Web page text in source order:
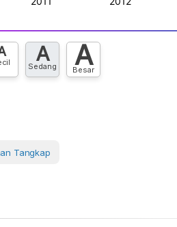
A
Sedang A
Besar
Tangkap